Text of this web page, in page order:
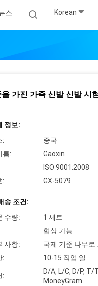
스 Korean
을 가진 가죽 신발 신발 시
정보:
:
중국
름:
Gaoxin
ISO 9001:2008
:
GX-5079
송 조건:
수량:
1 세트
협상 가능
사항:
국제 기준 나무로
:
10-15 작업 일
:
D/A, L/C, D/P, T/
MoneyGram